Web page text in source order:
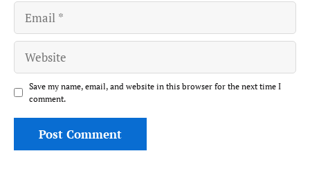
Website
Save my name, email, and website in this browser for the next time I
comment.